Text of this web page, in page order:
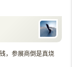
，参展商倒是真烧